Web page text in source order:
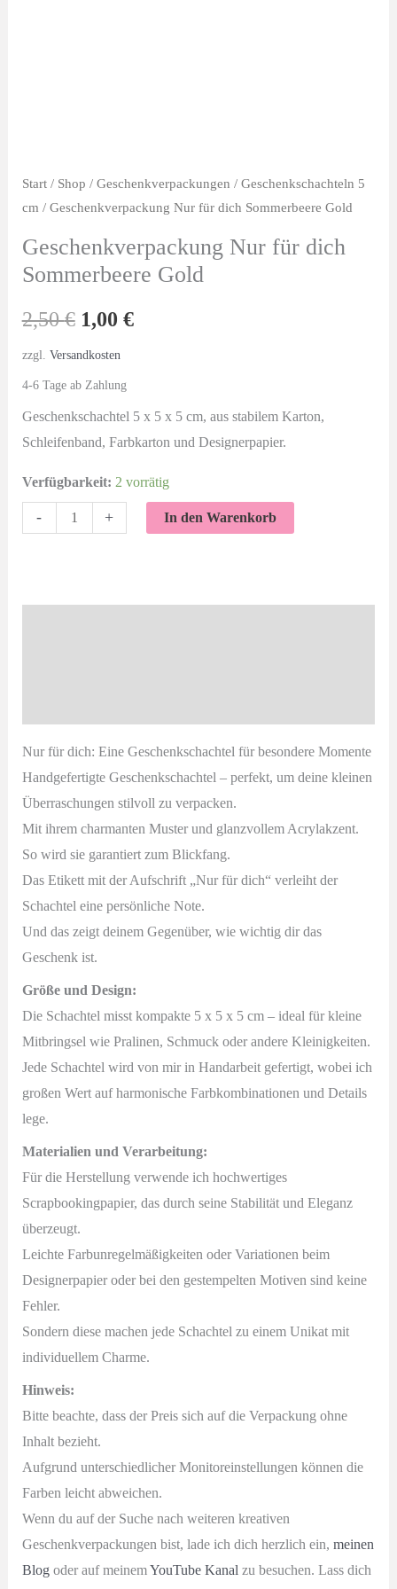
Start/ Shop / Geschenkverpackungen / Geschenkschachteln 5
cm / Geschenkverpackung Nur für dich Sommerbeere Gold
Geschenkverpackung Nur für dich
Sommerbeere Gold
2,50€ Ursprünglicher
Preis
war:
2,50 €
1,00 €Aktueller
1,00 €.
zzgl. Versandkosten
4-6 Tage ab Zahlung
Geschenkschachtel 5 x 5 x 5 cm, aus stabilem Karton,
Schleifenband, Farbkarton und Designerpapier.
Verfügbarkeit: 2 vorrätig
-
Geschenkverpackung
+ In den Warenkorb
Nur für dich: Eine Geschenkschachtel für besondere Momente
Handgefertigte Geschenkschachtel – perfekt, um deine kleinen
Überraschungen stilvoll zu verpacken.
Mit ihrem charmanten Muster und glanzvollem Acrylakzent.
So wird sie garantiert zum Blickfang.
Das Etikett mit der Aufschrift „Nur für dich“ verleiht der
Schachtel eine persönliche Note.
Und das zeigt deinem Gegenüber, wie wichtig dir das
Geschenk ist.
Größe und Design:
Die Schachtel misst kompakte 5 x 5 x 5 cm – ideal für kleine
Mitbringsel wie Pralinen, Schmuck oder andere Kleinigkeiten.
Jede Schachtel wird von mir in Handarbeit gefertigt, wobei ich
großen Wert auf harmonische Farbkombinationen und Details
lege.
Materialien und Verarbeitung:
Für die Herstellung verwende ich hochwertiges
Scrapbookingpapier, das durch seine Stabilität und Eleganz
überzeugt.
Leichte Farbunregelmäßigkeiten oder Variationen beim
Designerpapier oder bei den gestempelten Motiven sind keine
Fehler.
Sondern diese machen jede Schachtel zu einem Unikat mit
individuellem Charme.
Hinweis:
Bitte beachte, dass der Preis sich auf die Verpackung ohne
Inhalt bezieht.
Aufgrund unterschiedlicher Monitoreinstellungen können die
Farben leicht abweichen.
Wenn du auf der Suche nach weiteren kreativen
Geschenkverpackungen bist, lade ich dich herzlich ein, meinen
Blogoder auf meinemYouTube Kanal zu besuchen. Lass dich